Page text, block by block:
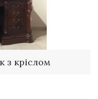
з кріслом